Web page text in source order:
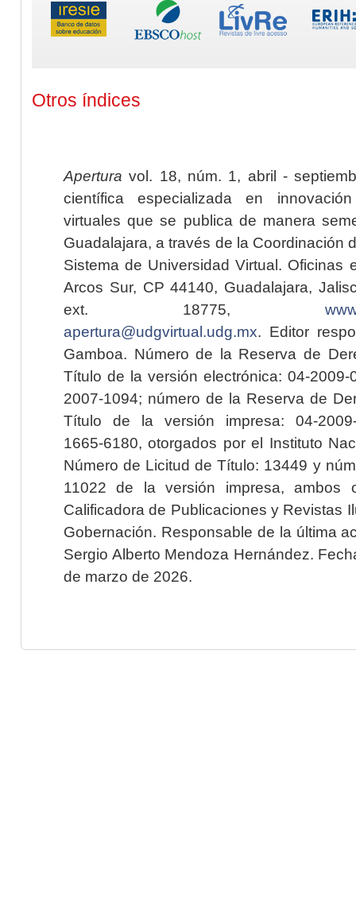
Otros índices
Apertura vol. 18, núm. 1, abril -
científica especializada en
virtuales que se publica de manera
Guadalajara, a través de la Coordinación
Sistema de Universidad Virtual. Oficinas
Arcos Sur, CP 44140, Guadalajara,
ext. 18775,
apertura@udgvirtual.udg.mx. Editor
Gamboa. Número de la Reserva de
Título de la versión electrónica: 04-2009-
2007-1094; número de la Reserva de
Título de la versión impresa: 04-2009-
1665-6180, otorgados por el Instituto
Número de Licitud de Título: 13449 y
11022 de la versión impresa, ambos
Calificadora de Publicaciones y Revistas
Gobernación. Responsable de la última
Sergio Alberto Mendoza Hernández.
de marzo de 2026.